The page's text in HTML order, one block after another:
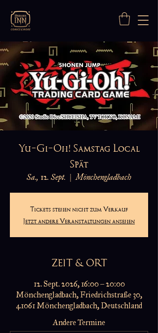
Yu-Gi-Oh! Samstag Local
Spät
Sa., 12. Sept.
  |
Mönchengladbach
Tickets stehen nicht zum Verkauf
Jetzt andere Veranstaltungen ansehen
ZEIT & ORT
12. Sept. 2026, 16:00 – 20:00
Mönchengladbach, Friedrichstraße 30,
41061 Mönchengladbach, Deutschland
Andere Termine